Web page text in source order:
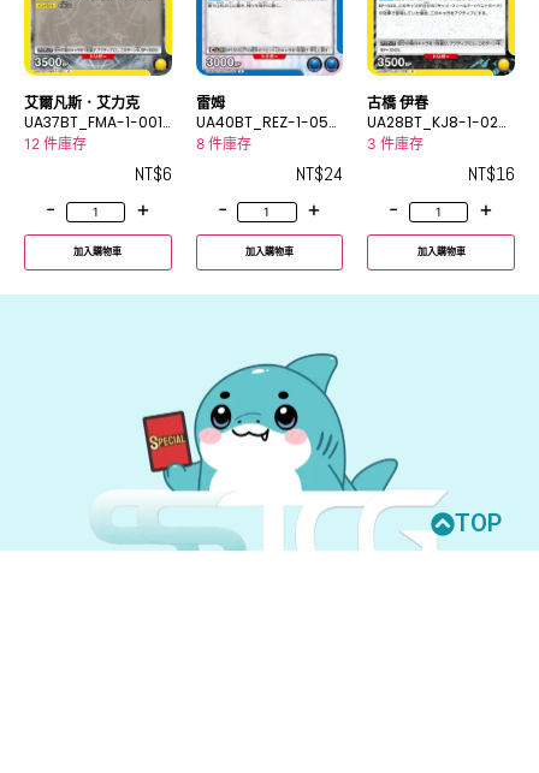
艾爾凡斯．艾力克
UA37BT_FMA-1-001
C
12 件庫存
NT$6
-
+
加入購物車
雷姆
UA40BT_REZ-1-050
R
8 件庫存
NT$24
-
+
加入購物車
古橋 伊春
UA28BT_KJ8-1-028
R
3 件庫存
NT$16
-
+
加入購物車
TOP